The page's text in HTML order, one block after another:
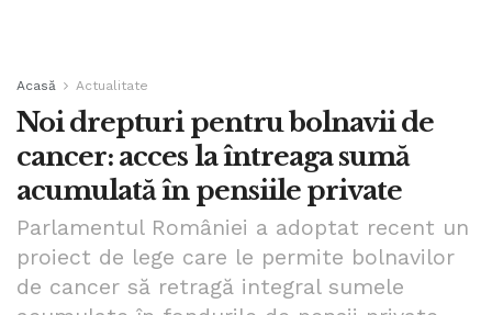
Acasă Actualitate
Noi drepturi pentru bolnavii de
cancer: acces la întreaga sumă
acumulată în pensiile private
Parlamentul României a adoptat recent un
proiect de lege care le permite bolnavilor
de cancer să retragă integral sumele